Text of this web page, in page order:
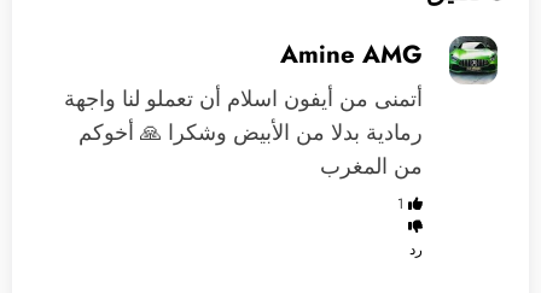
Amine AMG
أتمنى من أيفون اسلام أن تعملو لنا واجهة
رمادية بدلا من الأبيض وشكرا 🙏 أخوكم
من المغرب
1
رد